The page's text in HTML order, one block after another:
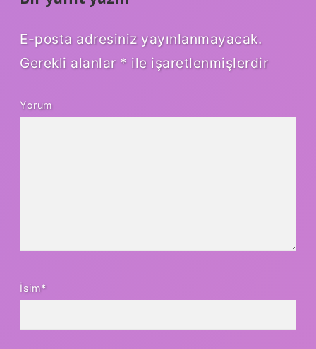
E-posta adresiniz yayınlanmayacak.
Gerekli alanlar * ile işaretlenmişlerdir
Yorum
İsim*